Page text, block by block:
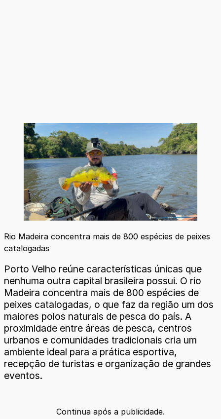
Rio Madeira concentra mais de 800 espécies de peixes
catalogadas
Porto Velho reúne características únicas que
nenhuma outra capital brasileira possui. O rio
Madeira concentra mais de 800 espécies de
peixes catalogadas, o que faz da região um dos
maiores polos naturais de pesca do país. A
proximidade entre áreas de pesca, centros
urbanos e comunidades tradicionais cria um
ambiente ideal para a prática esportiva,
recepção de turistas e organização de grandes
eventos.
Continua após a publicidade.